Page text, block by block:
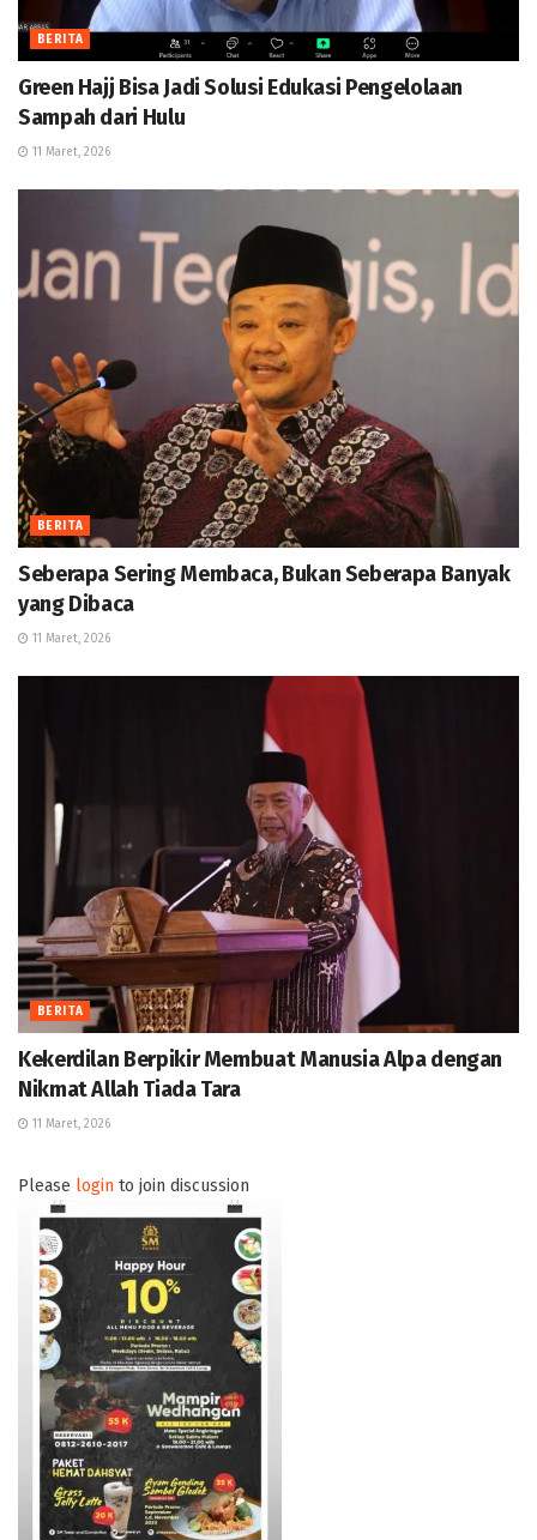
BERITA
Green Hajj Bisa Jadi Solusi Edukasi Pengelolaan
Sampah dari Hulu
11 Maret, 2026
BERITA
Seberapa Sering Membaca, Bukan Seberapa Banyak
yang Dibaca
11 Maret, 2026
BERITA
Kekerdilan Berpikir Membuat Manusia Alpa dengan
Nikmat Allah Tiada Tara
11 Maret, 2026
Please login to join discussion